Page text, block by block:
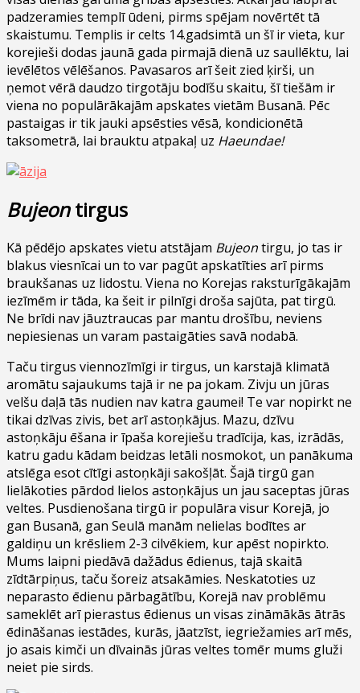
padzeramies templī ūdeni, pirms spējam novērtēt tā
skaistumu. Templis ir celts 14.gadsimtā un šī ir vieta, kur
korejieši dodas jaunā gada pirmajā dienā uz saullēktu, lai
ievēlētos vēlēšanos. Pavasaros arī šeit zied ķirši, un
ņemot vērā daudzo tirgotāju bodīšu skaitu, šī tiešām ir
viena no populārākajām apskates vietām Busanā. Pēc
pastaigas ir tik jauki apsēsties vēsā, kondicionētā
taksometrā, lai brauktu atpakaļ uz Haeundae!
Bujeontirgus
Kā pēdējo apskates vietu atstājam Bujeontirgu, jo tas ir
blakus viesnīcai un to var pagūt apskatīties arī pirms
braukšanas uz lidostu. Viena no Korejas raksturīgākajām
iezīmēm ir tāda, ka šeit ir pilnīgi droša sajūta, pat tirgū.
Ne brīdi nav jāuztraucas par mantu drošību, neviens
nepiesienas un varam pastaigāties savā nodabā.
Taču tirgus viennozīmīgi ir tirgus, un karstajā klimatā
aromātu sajaukums tajā ir ne pa jokam. Zivju un jūras
velšu daļā tās nudien nav katra gaumei! Te var nopirkt ne
tikai dzīvas zivis, bet arī astoņkājus. Mazu, dzīvu
astoņkāju ēšana ir īpaša korejiešu tradīcija, kas, izrādās,
katru gadu kādam beidzas letāli nosmokot, un panākuma
atslēga esot cītīgi astoņkāji sakošļāt. Šajā tirgū gan
lielākoties pārdod lielos astoņkājus un jau saceptas jūras
veltes. Pusdienošana tirgū ir populāra visur Korejā, jo
gan Busanā, gan Seulā manām nelielas bodītes ar
galdiņu un krēsliem 2-3 cilvēkiem, kur apēst nopirkto.
Mums laipni piedāvā dažādus ēdienus, tajā skaitā
zīdtārpiņus, taču šoreiz atsakāmies. Neskatoties uz
neparasto ēdienu pārbagātību, Korejā nav problēmu
sameklēt arī pierastus ēdienus un visas zināmākās ātrās
ēdināšanas iestādes, kurās, jāatzīst, iegriežamies arī mēs,
jo asais kimči un dīvainās jūras veltes tomēr mums gluži
neiet pie sirds.